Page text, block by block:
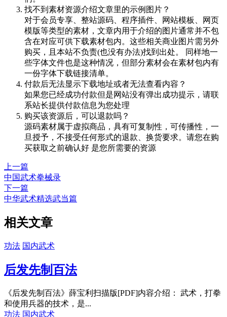
找不到素材资源介绍文章里的示例图片？
对于会员专享、整站源码、程序插件、网站模板、网页
模版等类型的素材，文章内用于介绍的图片通常并不包
含在对应可供下载素材包内。这些相关商业图片需另外
购买，且本站不负责(也没有办法)找到出处。 同样地一
些字体文件也是这种情况，但部分素材会在素材包内有
一份字体下载链接清单。
付款后无法显示下载地址或者无法查看内容？
如果您已经成功付款但是网站没有弹出成功提示，请联
系站长提供付款信息为您处理
购买该资源后，可以退款吗？
源码素材属于虚拟商品，具有可复制性，可传播性，一
旦授予，不接受任何形式的退款、换货要求。请您在购
买获取之前确认好 是您所需要的资源
上一篇
中国武术拳械录
下一篇
中华武术精选武当篇
相关文章
功法 国内武术
后发先制百法
《后发先制百法》薛宝利扫描版[PDF]内容介绍： 武术，打拳
和使用兵器的技术，是...
功法 国内武术